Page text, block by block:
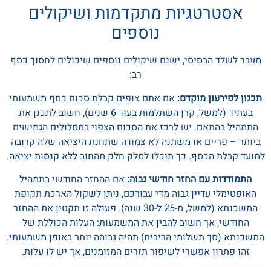
אסטרטגיות מתקדמות ושיקולים
נוספים
מעבר לשלד הבסיסי, ישנם שיקולים נוספים שיכולים לחסוך כסף
רב:
תכנון לפירעון מוקדם: אם אתם צופים קבלת סכום כסף משמעותי
בעתיד (למשל, קרן השתלמות בעוד 6 שנים), חשוב לתכנן את
התמהיל בהתאם. יש לרכז את הסכום הצפוי במסלולים הגמישים
ביותר – פריים או משתנה לא צמודה שתחנת היציאה שלה קרובה
למועד קבלת הכסף. כך תוכלו לסלק חלק מהחוב ללא קנסות יציאה.
התמודדות עם החזר חודשי גבוה: אם ההחזר החודשי בתמהיל
האופטימלי עדיין גבוה מדי עבורכם, ניתן לשקול הארכת תקופת
המשכנתא (למשל, מ-25 ל-30 שנה). פעולה זו תקטין את ההחזר
החודשי, אך חשוב להבין את המשמעות: העלות הכוללת של
המשכנתא (סך תשלומי הריבית) תהיה גבוהה יותר באופן משמעותי.
זהו פתרון אפשרי לשיפור תזרים המזומנים, אך יש לו עלות.